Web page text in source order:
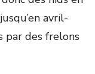
avril-
par des frelons